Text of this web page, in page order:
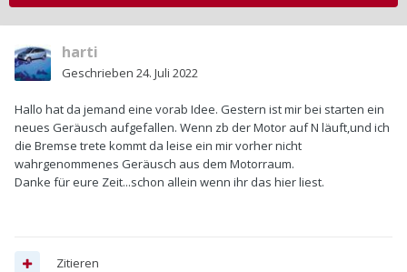
harti
Geschrieben 24. Juli 2022
Hallo hat da jemand eine vorab Idee. Gestern ist mir bei starten ein
neues Geräusch aufgefallen. Wenn zb der Motor auf N läuft,und ich
die Bremse trete kommt da leise ein mir vorher nicht
wahrgenommenes Geräusch aus dem Motorraum.
Danke für eure Zeit...schon allein wenn ihr das hier liest.
Zitieren